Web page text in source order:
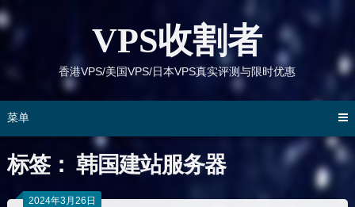
跳
到
VPS收割者
香港VPS/美国VPS/日本VPS真实评测与限时优惠
菜单
标签： 韩国建站服务器
2024年3月26日